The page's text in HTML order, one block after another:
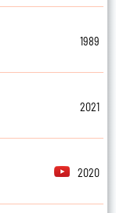
1989
2021
2020